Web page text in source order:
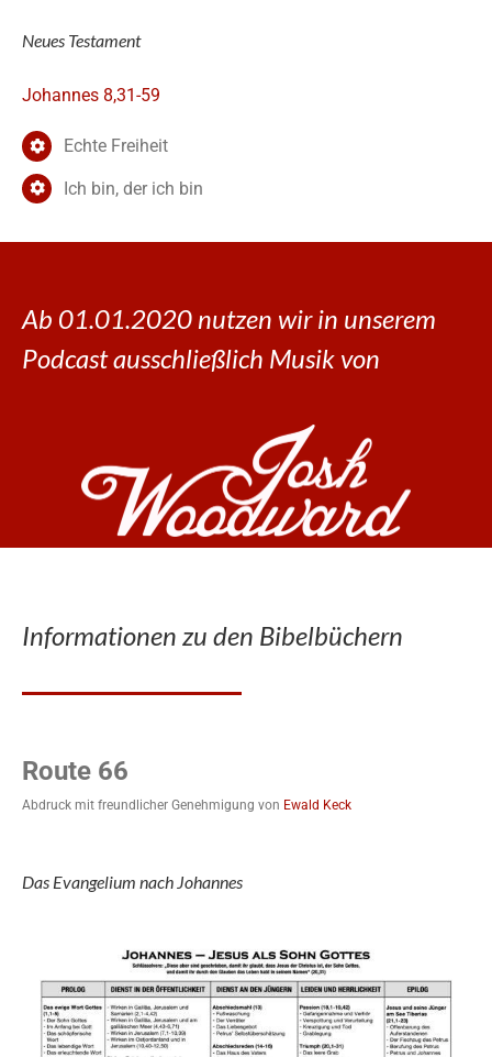
Neues Testament
Johannes 8,31-59
Echte Freiheit
Ich bin, der ich bin
Ab 01.01.2020 nutzen wir in unserem
Podcast ausschließlich Musik von
Informationen zu den Bibelbüchern
Route 66
Abdruck mit freundlicher Genehmigung von Ewald Keck
Das Evangelium nach Johannes